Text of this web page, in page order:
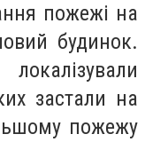
пожежі на
будинок.
застали на
пожежу